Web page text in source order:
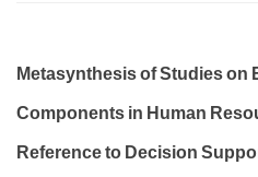
Metasynthesis of Studies on
Components in Human
Reference to Decision